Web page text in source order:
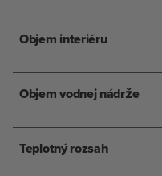
Objem interiéru
Objem vodnej nádrže
Teplotný rozsah